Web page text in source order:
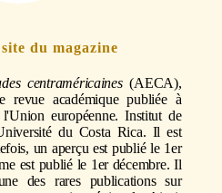
du magazine
centraméricaines(AECA),
revue académique publiée à
européenne.Institut de
du Costa Rica. Il est
un aperçu est publié le 1er
est publié le 1er décembre. Il
des rares publications sur